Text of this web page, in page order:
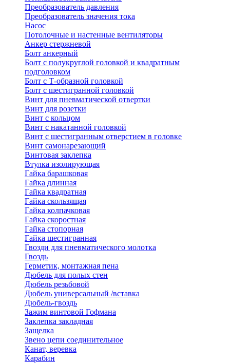
Преобразователь давления
Преобразователь значения тока
Насос
Потолочные и настенные вентиляторы
Анкер стержневой
Болт анкерный
Болт с полукруглой головкой и квадратным
подголовком
Болт с Т-образной головкой
Болт с шестигранной головкой
Винт для пневматической отвертки
Винт для розетки
Винт с кольцом
Винт с накатанной головкой
Винт с шестигранным отверстием в головке
Винт самонарезающий
Винтовая заклепка
Втулка изолирующая
Гайка барашковая
Гайка длинная
Гайка квадратная
Гайка скользящая
Гайка колпачковая
Гайка скоростная
Гайка стопорная
Гайка шестигранная
Гвозди для пневматического молотка
Гвоздь
Герметик, монтажная пена
Дюбель для полых стен
Дюбель резьбовой
Дюбель универсальный /вставка
Дюбель-гвоздь
Зажим винтовой Гофмана
Заклепка закладная
Защелка
Звено цепи соединительное
Канат, веревка
Карабин